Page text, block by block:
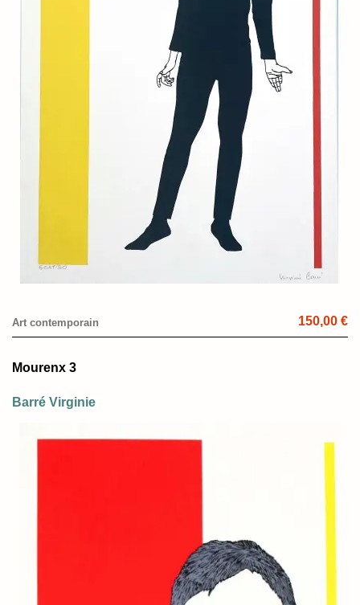
Art contemporain 150,00 €
Mourenx 3
Barré Virginie